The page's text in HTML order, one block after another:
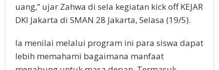
uang,” ujar Zahwa di sela kegiatan kick off KEJAR
DKI Jakarta di SMAN 28 Jakarta, Selasa (19/5).
Ia menilai melalui program ini para siswa dapat
lebih memahami bagaimana manfaat